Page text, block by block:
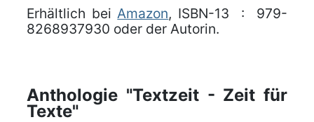
Erhältlich bei Amazon, ISBN-13 ‏ : ‎ 979-
8268937930 oder der Autorin.
Anthologie "Textzeit - Zeit für
Texte"